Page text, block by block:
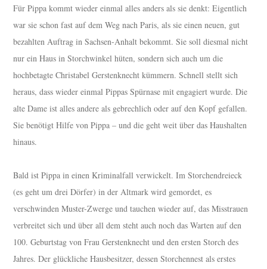
Für Pippa kommt wieder einmal alles anders als sie denkt: Eigentlich
war sie schon fast auf dem Weg nach Paris, als sie einen neuen, gut
bezahlten Auftrag in Sachsen-Anhalt bekommt. Sie soll diesmal nicht
nur ein Haus in Storchwinkel hüten, sondern sich auch um die
hochbetagte Christabel Gerstenknecht kümmern. Schnell stellt sich
heraus, dass wieder einmal Pippas Spürnase mit engagiert wurde. Die
alte Dame ist alles andere als gebrechlich oder auf den Kopf gefallen.
Sie benötigt Hilfe von Pippa – und die geht weit über das Haushalten
hinaus.
Bald ist Pippa in einen Kriminalfall verwickelt. Im Storchendreieck
(es geht um drei Dörfer) in der Altmark wird gemordet, es
verschwinden Muster-Zwerge und tauchen wieder auf, das Misstrauen
verbreitet sich und über all dem steht auch noch das Warten auf den
100. Geburtstag von Frau Gerstenknecht und den ersten Storch des
Jahres. Der glückliche Hausbesitzer, dessen Storchennest als erstes